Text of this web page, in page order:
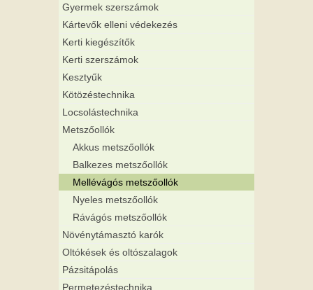
Gyermek szerszámok
Kártevők elleni védekezés
Kerti kiegészítők
Kerti szerszámok
Kesztyűk
Kötözéstechnika
Locsolástechnika
Metszőollók
Akkus metszőollók
Balkezes metszőollók
Mellévágós metszőollók
Nyeles metszőollók
Rávágós metszőollók
Növénytámasztó karók
Oltókések és oltószalagok
Pázsitápolás
Permetezéstechnika